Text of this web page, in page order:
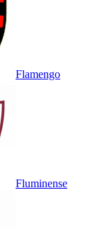
Flamengo
Fluminense